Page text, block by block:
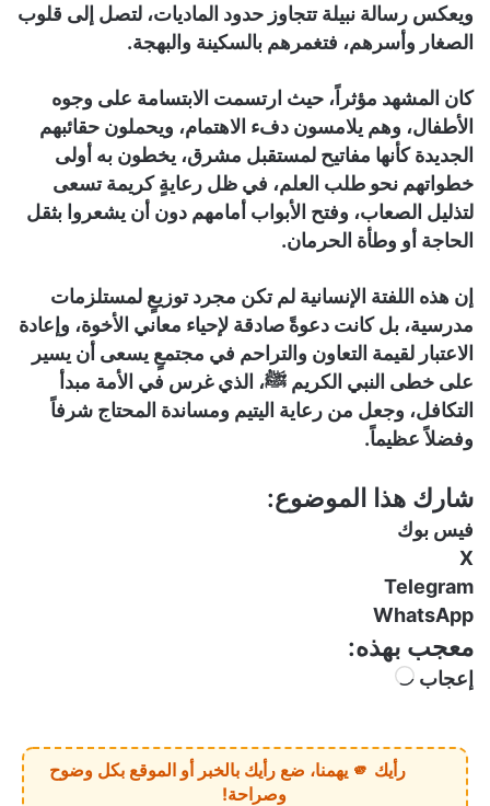
ويعكس رسالة نبيلة تتجاوز حدود الماديات، لتصل إلى قلوب
الصغار وأسرهم، فتغمرهم بالسكينة والبهجة.
كان المشهد مؤثراً، حيث ارتسمت الابتسامة على وجوه
الأطفال، وهم يلامسون دفء الاهتمام، ويحملون حقائبهم
الجديدة كأنها مفاتيح لمستقبل مشرق، يخطون به أولى
خطواتهم نحو طلب العلم، في ظل رعايةٍ كريمة تسعى
لتذليل الصعاب، وفتح الأبواب أمامهم دون أن يشعروا بثقل
الحاجة أو وطأة الحرمان.
إن هذه اللفتة الإنسانية لم تكن مجرد توزيعٍ لمستلزمات
مدرسية، بل كانت دعوةً صادقة لإحياء معاني الأخوة، وإعادة
الاعتبار لقيمة التعاون والتراحم في مجتمعٍ يسعى أن يسير
على خطى النبي الكريم ﷺ، الذي غرس في الأمة مبدأ
التكافل، وجعل من رعاية اليتيم ومساندة المحتاج شرفاً
وفضلاً عظيماً.
شارك هذا الموضوع:
فيس بوك
X
Telegram
WhatsApp
معجب بهذه:
إعجاب
ي
رأيك 🫵 يهمنا، ضع رأيك بالخبر أو الموقع بكل وضوح
وصراحة!